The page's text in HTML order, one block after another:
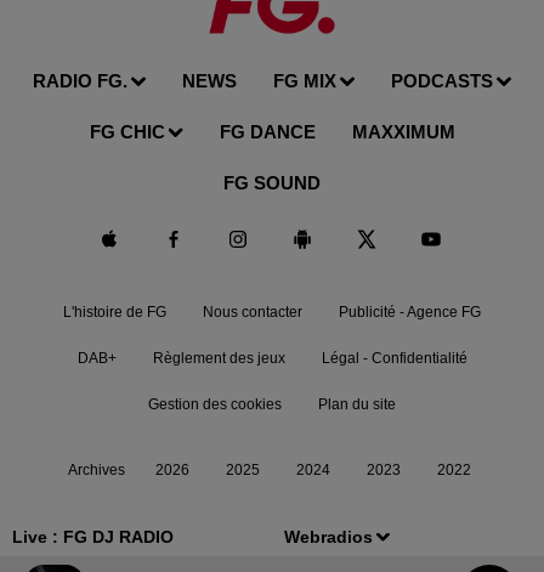
Live : FG DJ RADIO Webradios
RADIO FG. NEWS FG MIX PODCASTS
FG CHIC FG DANCE MAXXIMUM
FG SOUND
L'histoire de FG Nous contacter Publicité - Agence FG
DAB+ Règlement des jeux Légal - Confidentialité
Gestion des cookies Plan du site
Archives 2026 2025 2024 2023 2022